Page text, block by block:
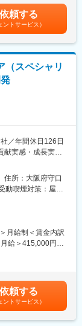
能！ 受託開発案
品質の商品開発
能。
とがあり、その
ンでは、ソフトウ
を担当し、要件
、評価を担当。
受信機開発
まな商品開発に貢
処理実装
AV家電ソフト開
きる！
能！ 受託開発案
品質の商品開発
頼する
ントサービス）
（スペシャリ
／年間休日126日
実感・成長実感
などソフト・ハー
扱っておりま
メーカー/日用品
）情報・通信会社
ンでは、ソフトウ
を担当し、要件
、評価を担当。
住所：大阪府守口
喫煙対策：屋内
月給制＜賃金内訳
給＞415,000円～
頼する
ントサービス）